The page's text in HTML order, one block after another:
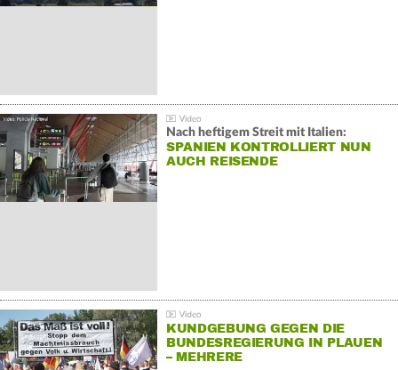
Nach heftigem Streit mit Italien:
SPANIEN KONTROLLIERT NUN
AUCH REISENDE
KUNDGEBUNG GEGEN DIE
BUNDESREGIERUNG IN PLAUEN
– MEHRERE